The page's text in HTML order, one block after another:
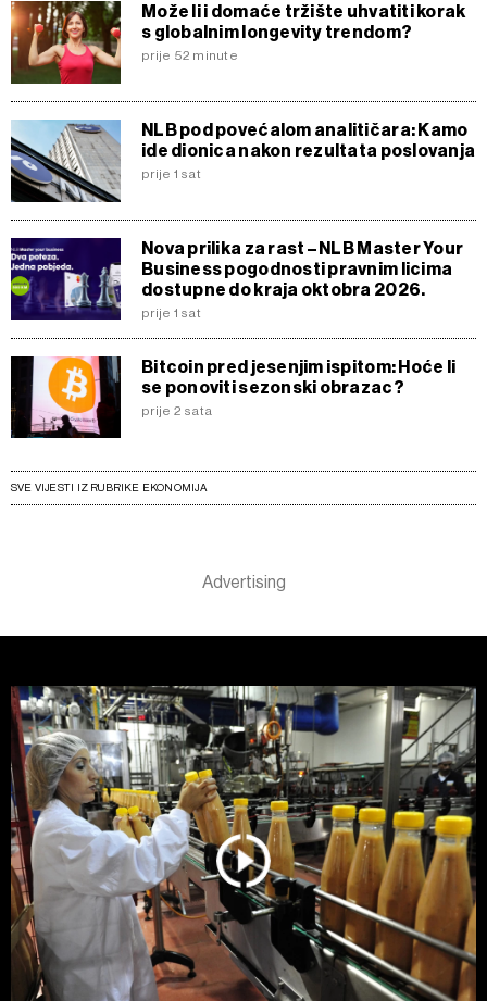
Može li i domaće tržište uhvatiti korak
s globalnim longevity trendom?
prije 52 minute
NLB pod povećalom analitičara: Kamo
ide dionica nakon rezultata poslovanja
prije 1 sat
Nova prilika za rast – NLB Master Your
Business pogodnosti pravnim licima
dostupne do kraja oktobra 2026.
prije 1 sat
Bitcoin pred jesenjim ispitom: Hoće li
se ponoviti sezonski obrazac?
prije 2 sata
SVE VIJESTI IZ RUBRIKE EKONOMIJA